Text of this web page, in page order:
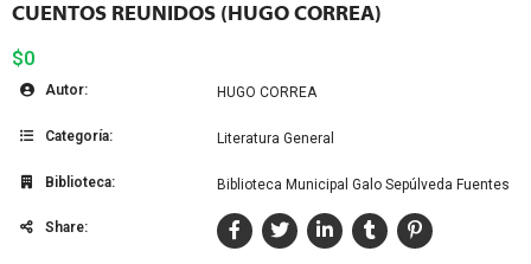
CUENTOS REUNIDOS (HUGO CORREA)
$0
Autor: HUGO CORREA
Categoría: Literatura General
Biblioteca: Biblioteca Municipal Galo Sepúlveda Fuentes
Share: